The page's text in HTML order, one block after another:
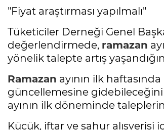
"Fiyat araştırması yapılmalı"
Tüketiciler Derneği Genel
değerlendirmede, ramazan
yönelik talepte artış
Ramazan ayının ilk
güncellemesine
ayının ilk döneminde
Küçük, iftar ve sahur